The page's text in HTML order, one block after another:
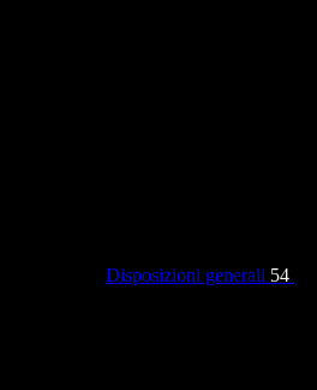
Disposizioni generali 54